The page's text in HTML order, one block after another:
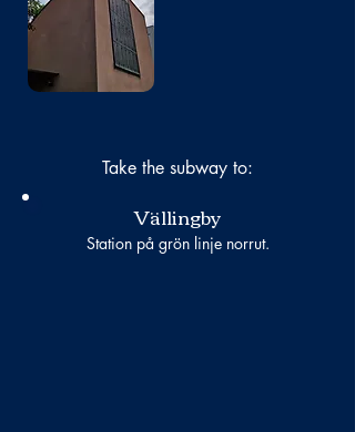
Take the subway to:
Vällingby
Station på grön linje norrut.